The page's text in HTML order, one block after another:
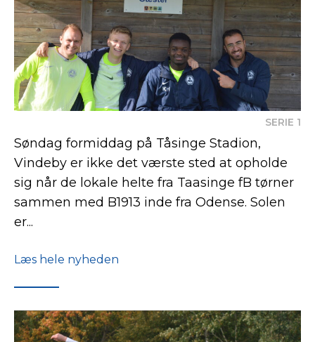
SERIE 1
Søndag formiddag på Tåsinge Stadion,
Vindeby er ikke det værste sted at opholde
sig når de lokale helte fra Taasinge fB tørner
sammen med B1913 inde fra Odense. Solen
er...
Læs hele nyheden